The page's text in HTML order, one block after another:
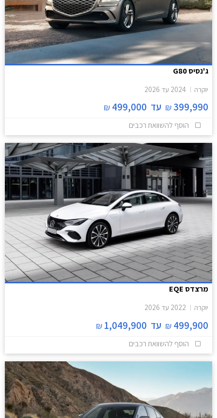
ג'נסיס G80
יוקרה 2024 עד 2026
399,990
₪ עד 499,000
₪
הוסף להשוואת רכבים
מרצדס EQE
יוקרה 2022 עד 2026
499,900
₪ עד 1,049,900
₪
הוסף להשוואת רכבים